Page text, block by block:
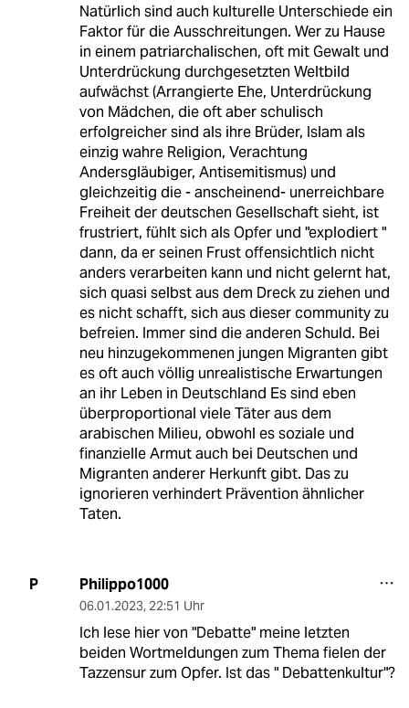
Natürlich sind auch kulturelle Unterschiede ein
Faktor für die Ausschreitungen. Wer zu Hause
in einem patriarchalischen, oft mit Gewalt und
Unterdrückung durchgesetzten Weltbild
aufwächst (Arrangierte Ehe, Unterdrückung
von Mädchen, die oft aber schulisch
erfolgreicher sind als ihre Brüder, Islam als
einzig wahre Religion, Verachtung
Andersgläubiger, Antisemitismus) und
gleichzeitig die - anscheinend- unerreichbare
Freiheit der deutschen Gesellschaft sieht, ist
frustriert, fühlt sich als Opfer und "explodiert "
dann, da er seinen Frust offensichtlich nicht
anders verarbeiten kann und nicht gelernt hat,
sich quasi selbst aus dem Dreck zu ziehen und
es nicht schafft, sich aus dieser community zu
befreien. Immer sind die anderen Schuld. Bei
neu hinzugekommenen jungen Migranten gibt
es oft auch völlig unrealistische Erwartungen
an ihr Leben in Deutschland Es sind eben
überproportional viele Täter aus dem
arabischen Milieu, obwohl es soziale und
finanzielle Armut auch bei Deutschen und
Migranten anderer Herkunft gibt. Das zu
ignorieren verhindert Prävention ähnlicher
Taten.
P Philippo1000
06.01.2023, 22:51 Uhr
Ich lese hier von "Debatte" meine letzten
beiden Wortmeldungen zum Thema fielen der
Tazzensur zum Opfer. Ist das " Debattenkultur"?